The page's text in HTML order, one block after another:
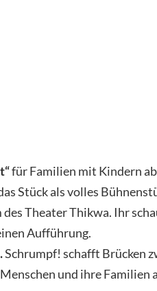
für Familien mit Kindern
Stück als volles
Theater Thikwa. Ihr
Aufführung.
Schrumpf! schafft Brücken
und ihre Familien